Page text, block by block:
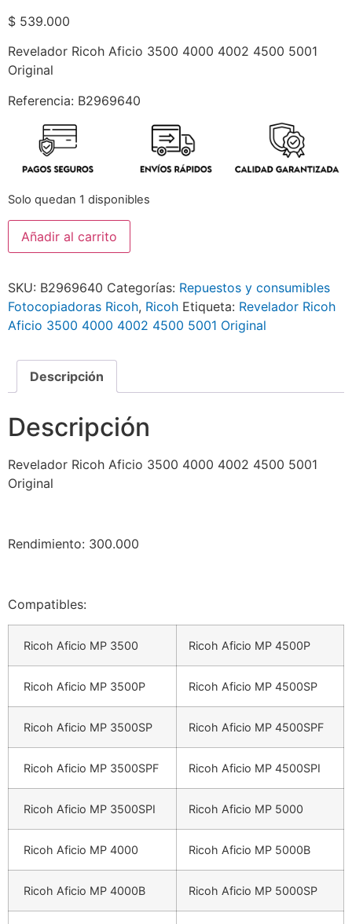
$ 539.000
Revelador Ricoh Aficio 3500 4000 4002 4500 5001
Original
Referencia: B2969640
Solo quedan 1 disponibles
Añadir al carrito
SKU: B2969640 Categorías: Repuestos y consumibles
Fotocopiadoras Ricoh, Ricoh Etiqueta: Revelador Ricoh
Aficio 3500 4000 4002 4500 5001 Original
Descripción
Descripción
Revelador Ricoh Aficio 3500 4000 4002 4500 5001
Original
Rendimiento: 300.000
Compatibles:
Ricoh Aficio MP 3500 Ricoh Aficio MP 4500P
Ricoh Aficio MP 3500P Ricoh Aficio MP 4500SP
Ricoh Aficio MP 3500SP Ricoh Aficio MP 4500SPF
Ricoh Aficio MP 3500SPF Ricoh Aficio MP 4500SPI
Ricoh Aficio MP 3500SPI Ricoh Aficio MP 5000
Ricoh Aficio MP 4000 Ricoh Aficio MP 5000B
Ricoh Aficio MP 4000B Ricoh Aficio MP 5000SP